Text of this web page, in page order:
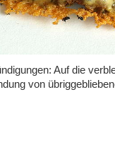
Auf die
von